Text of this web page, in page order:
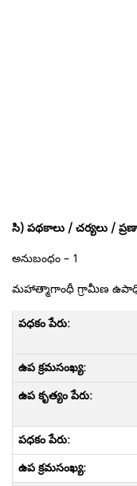
సి) పథకాలు / చర్యలు /
అనుబంధం – 1
మహాత్మాగాంధీ గ్రామీణ ఉపాధి